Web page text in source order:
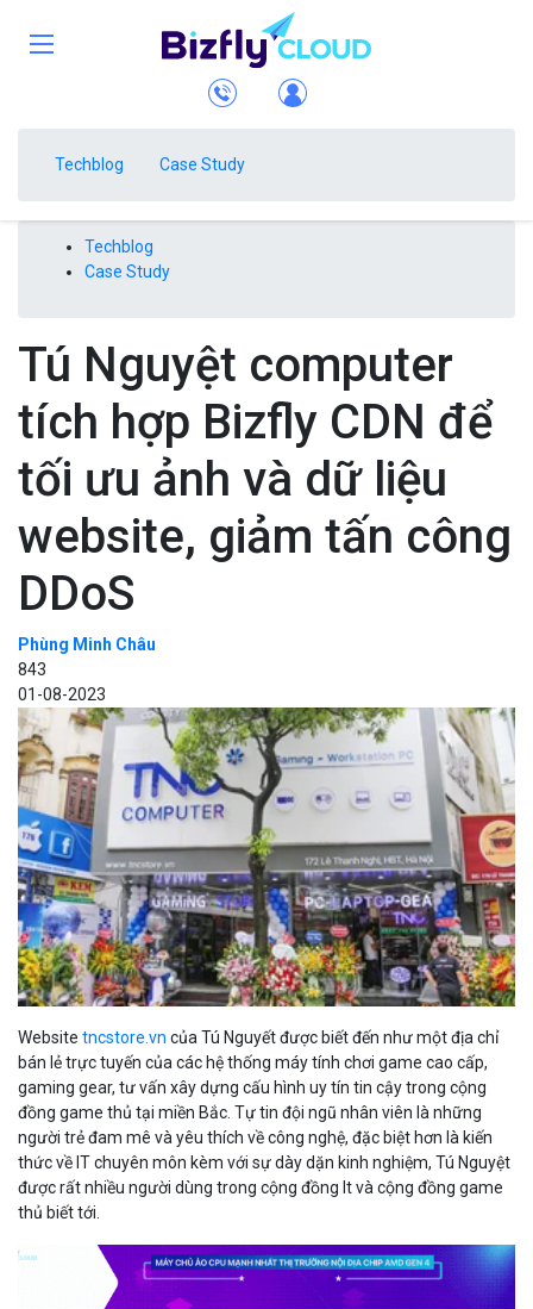
Techblog Case Study
Techblog
Case Study
Tú Nguyệt computer
tích hợp Bizfly CDN để
tối ưu ảnh và dữ liệu
website, giảm tấn công
DDoS
Phùng Minh Châu
843
01-08-2023
Websitetncstore.vn của Tú Nguyết được biết đến như một địa chỉ
bán lẻ trực tuyến của các hệ thống máy tính chơi game cao cấp,
gaming gear, tư vấn xây dựng cấu hình uy tín tin cậy trong cộng
đồng game thủ tại miền Bắc. Tự tin đội ngũ nhân viên là những
người trẻ đam mê và yêu thích về công nghệ, đặc biệt hơn là kiến
thức về IT chuyên môn kèm với sự dày dặn kinh nghiệm, Tú Nguyệt
được rất nhiều người dùng trong cộng đồng It và cộng đồng game
thủ biết tới.
Thách thức
Là một website cung cấp các thiết bị điện tử, phụ kiện máy tính,
dụng cụ gaming…, lưu lượng traffic trên tncstore.vn thường tăng
cao vào cuối tuần, khi sinh viên, học sinh có nhiều thời gian rảnh rỗi
lướt web mua sắm. Bên cạnh đó, số lượng khá nhiều ảnh các sản
phẩm chưa qua xử lý được cập nhật liên tục lên trang cũng góp
phần làm gia tăng tình trạng tải chậm vốn có. Tuy nhiên, vấn đề
đau đầu và nan giải nhất website gặp phải nằm ở những cuộc tấn